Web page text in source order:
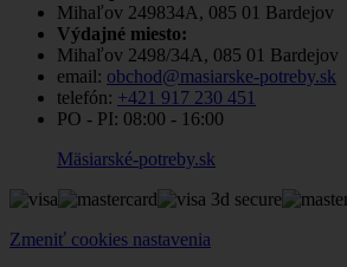
Mihaľov 249834A, 085 01 Bardejov
Výdajné miesto:
Mihaľov 2498/34A, 085 01 Bardejov
email: obchod@masiarske-potreby.sk
telefón: +421 917 230 451
PO - PI: 08:00 - 16:00
Mäsiarské-potreby.sk
Zmeniť cookies nastavenia